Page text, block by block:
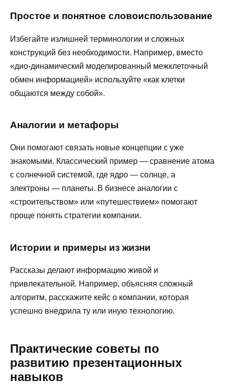
Простое и понятное словоиспользование
Избегайте излишней терминологии и сложных
конструкций без необходимости. Например, вместо
«дио-динамический моделированный межклеточный
обмен информацией» используйте «как клетки
общаются между собой».
Аналогии и метафоры
Они помогают связать новые концепции с уже
знакомыми. Классический пример — сравнение атома
с солнечной системой, где ядро — солнце, а
электроны — планеты. В бизнесе аналогии с
«строительством» или «путешествием» помогают
проще понять стратегии компании.
Истории и примеры из жизни
Рассказы делают информацию живой и
привлекательной. Например, объясняя сложный
алгоритм, расскажите кейс о компании, которая
успешно внедрила ту или иную технологию.
Практические советы по
развитию презентационных
навыков